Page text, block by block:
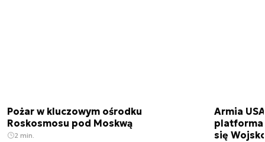
Pożar w kluczowym ośrodku
Roskosmosu pod Moskwą
2 min.
Armia
się